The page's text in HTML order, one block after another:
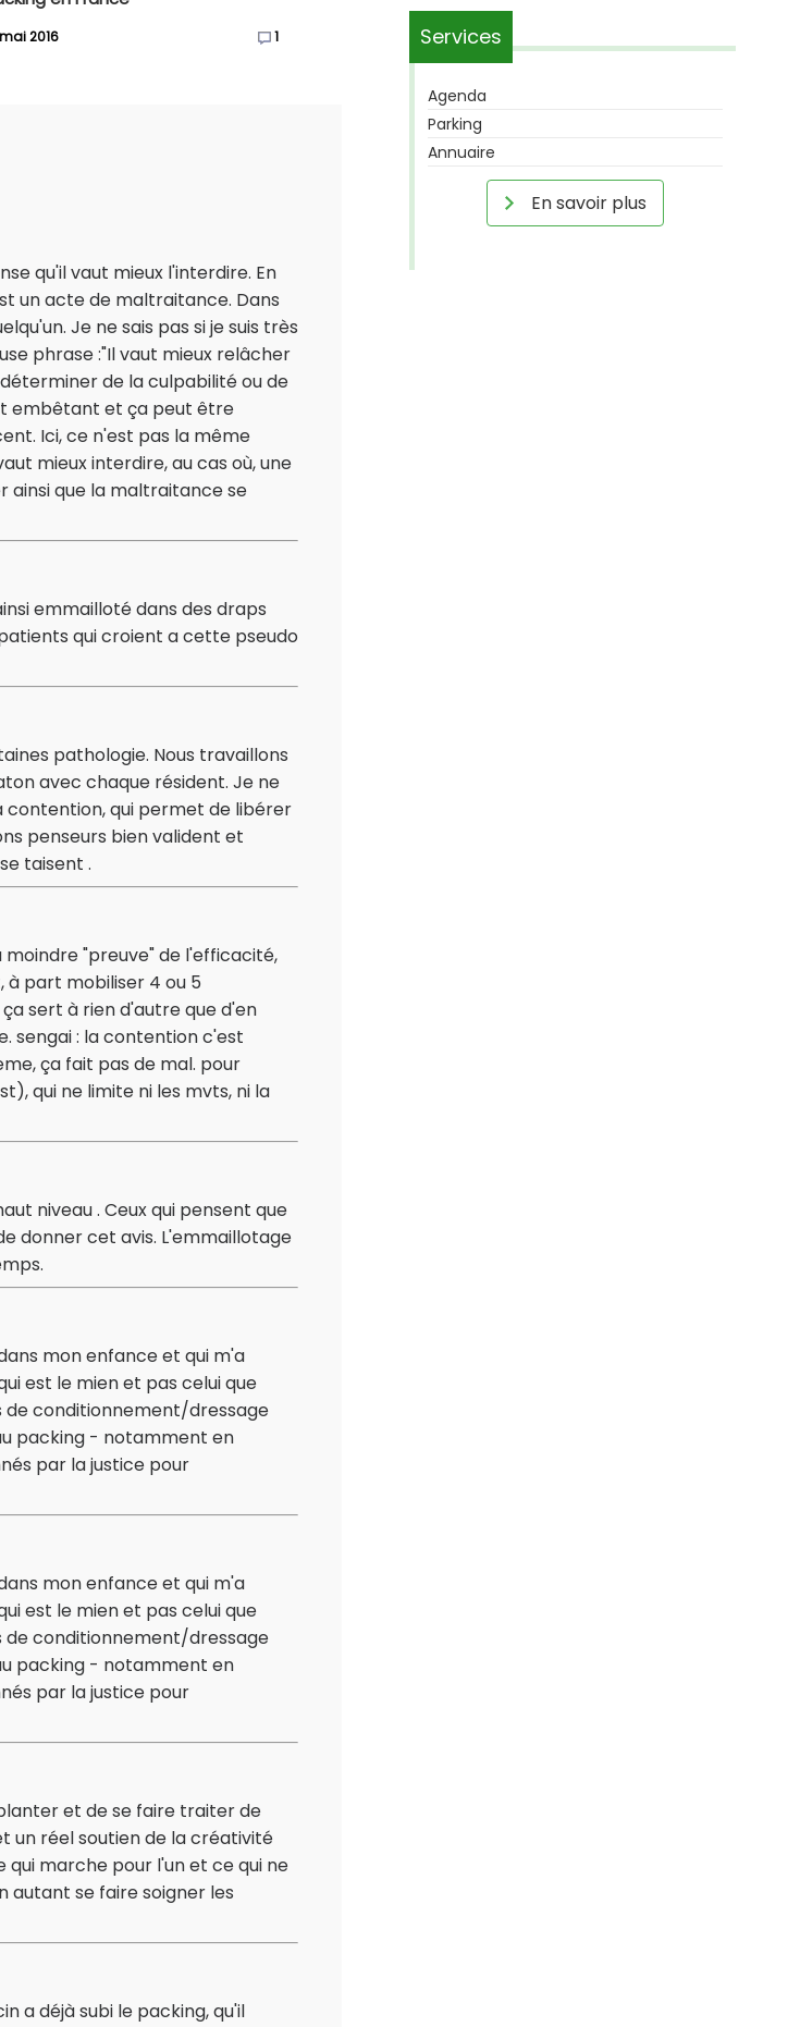
2016 1
qu'il vaut mieux l'interdire. En
un acte de maltraitance. Dans
Je ne sais pas si je suis très
phrase :"Il vaut mieux relâcher
de la culpabilité ou de
embêtant et ça peut être
Ici, ce n'est pas la même
mieux interdire, au cas où, une
ainsi que la maltraitance se
emmailloté dans des draps
qui croient a cette pseudo
pathologie. Nous travaillons
avec chaque résident. Je ne
contention, qui permet de libérer
penseurs bien valident et
taisent .
"preuve" de l'efficacité,
à part mobiliser 4 ou 5
sert à rien d'autre que d'en
sengai : la contention c'est
ça fait pas de mal. pour
qui ne limite ni les mvts, ni la
niveau . Ceux qui pensent que
donner cet avis. L'emmaillotage
mon enfance et qui m'a
est le mien et pas celui que
conditionnement/dressage
packing - notamment en
par la justice pour
mon enfance et qui m'a
est le mien et pas celui que
conditionnement/dressage
packing - notamment en
par la justice pour
et de se faire traiter de
un réel soutien de la créativité
qui marche pour l'un et ce qui ne
autant se faire soigner les
a déjà subi le packing, qu'il
Services
Agenda
Parking
Annuaire
En savoir plus